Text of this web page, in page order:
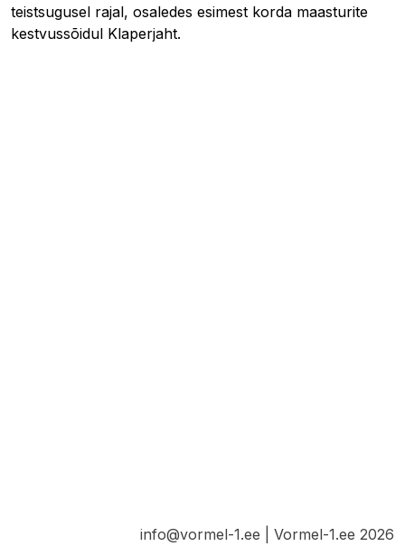
teistsugusel rajal, osaledes esimest korda maasturite
kestvussõidul Klaperjaht.
info@vormel-1.ee | Vormel-1.ee 2026